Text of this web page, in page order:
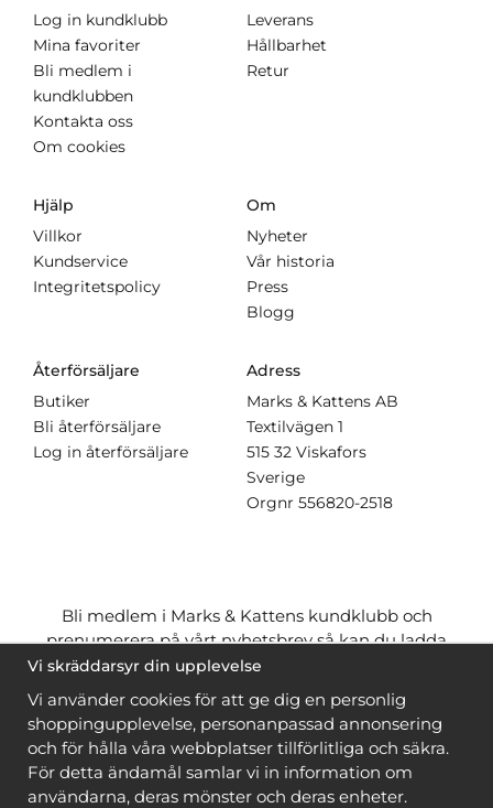
Log in kundklubb
Mina favoriter
Bli medlem i
kundklubben
Kontakta oss
Om cookies
Leverans
Hållbarhet
Retur
Hjälp
Villkor
Kundservice
Integritetspolicy
Om
Nyheter
Vår historia
Press
Blogg
Återförsäljare
Butiker
Bli återförsäljare
Log in återförsäljare
Adress
Marks & Kattens AB
Textilvägen 1
515 32 Viskafors
Sverige
Orgnr 556820-2518
Bli medlem i Marks & Kattens kundklubb och
prenumerera på vårt nyhetsbrev så kan du ladda
ner många mönstergratisoch få många
när du handlar garn till mönstret. Du ser vilka som
ärgratis när du ärinloggad.
Bli medlem
Vi skräddarsyr din upplevelse
Vi använder cookies för att ge dig en personlig
shoppingupplevelse, personanpassad annonsering
och för hålla våra webbplatser tillförlitliga och säkra.
För detta ändamål samlar vi in information om
användarna, deras mönster och deras enheter.